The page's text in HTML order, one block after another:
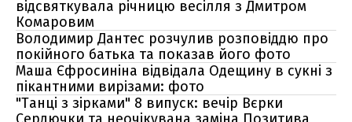
відсвяткувала річницю весілля з Дмитром
Комаровим
Володимир Дантес розчулив розповіддю про
покійного батька та показав його фото
Маша Єфросиніна відвідала Одещину в сукні з
пікантними вирізами: фото
"Танці з зірками" 8 випуск: вечір Вєрки